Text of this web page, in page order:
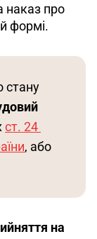
наказ про
формі.
стану
ст. 24
, або
на